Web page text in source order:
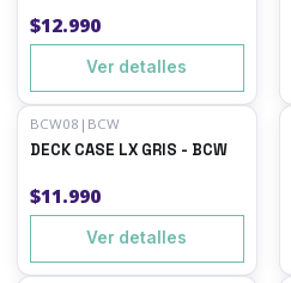
$12.990
Ver detalles
Agotado
BCW08 | BCW
DECK CASE LX GRIS - BCW
$11.990
Ver detalles